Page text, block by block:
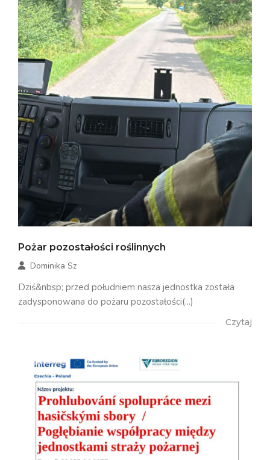
Pożar pozostałości roślinnych
Dominika Sz
Dziś&nbsp; przed południem nasza jednostka została
zadysponowana do pożaru pozostałości(...)
Czytaj